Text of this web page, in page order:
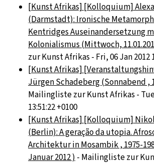
[Kunst Afrikas] [Kolloquium]
(Darmstadt): Ironische
Kentridges Auseinandersetzung
Kolonialismus (Mittwoch,
zur Kunst Afrikas - Fri, 06 Jan 2012
[Kunst Afrikas]
Jürgen Schadeberg (Sonnabend ,
Mailingliste zur Kunst Afrikas -
13:51:22 +0100
[Kunst Afrikas] [Kolloquium]
(Berlin): A geração da utopia.
Architektur in Mosambik , 1975-
Januar 2012 ) - Mailingliste zur